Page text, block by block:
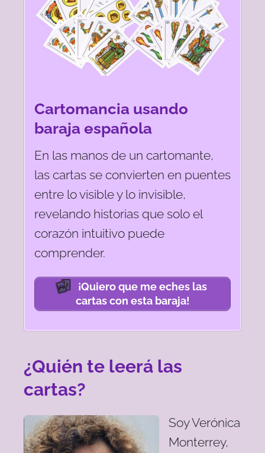
Cartomancia usando
baraja española
En las manos de un cartomante,
las cartas se convierten en puentes
entre lo visible y lo invisible,
revelando historias que solo el
corazón intuitivo puede
comprender.
¡Quiero que me eches las
cartas con esta baraja!
¿Quién te leerá las
cartas?
Soy Verónica
Monterrey,